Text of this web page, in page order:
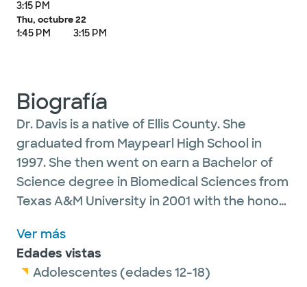
3:15 PM
Thu, octubre 22
1:45 PM 3:15 PM
Biografía
Dr. Davis is a native of Ellis County. She
graduated from Maypearl High School in
1997. She then went on earn a Bachelor of
Science degree in Biomedical Sciences from
Texas A&M University in 2001 with the honor
school at Texas Tech University Health
Sciences Center in 2005. She stayed in the
Texas Tech system for her residency in
Ver más
Edades vistas
Adolescentes (edades 12-18)